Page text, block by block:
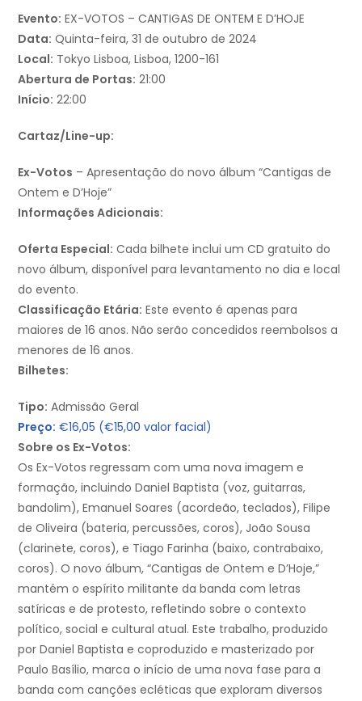
Evento: EX-VOTOS – CANTIGAS DE ONTEM E D’HOJE
Data: Quinta-feira, 31 de outubro de 2024
Local: Tokyo Lisboa, Lisboa, 1200-161
Abertura de Portas: 21:00
Início: 22:00
Cartaz/Line-up:
Ex-Votos – Apresentação do novo álbum “Cantigas de
Ontem e D’Hoje”
Informações Adicionais:
Oferta Especial: Cada bilhete inclui um CD gratuito do
novo álbum, disponível para levantamento no dia e local
do evento.
Classificação Etária: Este evento é apenas para
maiores de 16 anos. Não serão concedidos reembolsos a
menores de 16 anos.
Bilhetes:
Tipo: Admissão Geral
Preço: €16,05 (€15,00 valor facial)
Sobre os Ex-Votos:
Os Ex-Votos regressam com uma nova imagem e
formação, incluindo Daniel Baptista (voz, guitarras,
bandolim), Emanuel Soares (acordeão, teclados), Filipe
de Oliveira (bateria, percussões, coros), João Sousa
(clarinete, coros), e Tiago Farinha (baixo, contrabaixo,
coros). O novo álbum, “Cantigas de Ontem e D’Hoje,”
mantém o espírito militante da banda com letras
satíricas e de protesto, refletindo sobre o contexto
político, social e cultural atual. Este trabalho, produzido
por Daniel Baptista e coproduzido e masterizado por
Paulo Basílio, marca o início de uma nova fase para a
banda com canções ecléticas que exploram diversos